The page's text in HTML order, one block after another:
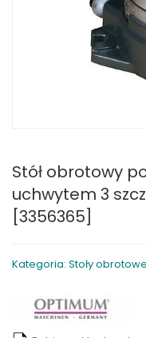
Stół obrotowy
uchwytem 3
[3356365]
Kategoria: Stoły